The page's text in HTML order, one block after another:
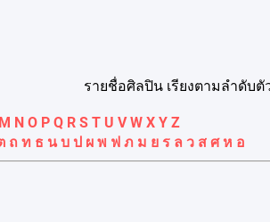
รายชื่อศิลปิน เรียงตามลำดับตั
M N O P Q R S T U V W X Y Z
ถ ท ธ น บ ป ผ พ ฟ ภ ม ย ร ล ว ส ศ ห อ